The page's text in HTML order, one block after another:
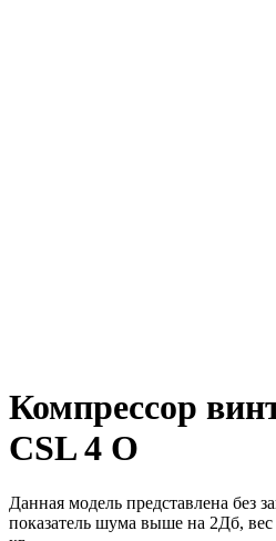
Компрессор
CSL 4 O
Данная модель представлена без
показатель шума выше на 2Дб,